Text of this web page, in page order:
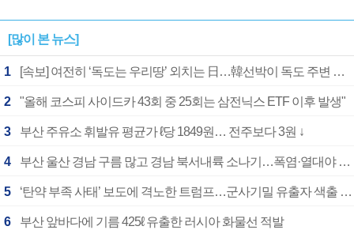
[많이 본 뉴스]
1 [속보] 여전히 ‘독도는 우리땅’ 외치는 日…韓선박이 독도 주변 해양조사 활동하자 반발
2 "올해 코스피 사이드카 43회 중 25회는 삼전닉스 ETF 이후 발생"
3 부산 주유소 휘발유 평균가 ℓ당 1849원… 전주보다 3원 ↓
4 부산 울산 경남 구름 많고 경남 북서내륙 소나기…폭염·열대야 계속
5 ‘탄약 부족 사태’ 보도에 격노한 트럼프…군사기밀 유출자 색출 지시
6 부산 앞바다에 기름 425ℓ 유출한 러시아 화물선 적발